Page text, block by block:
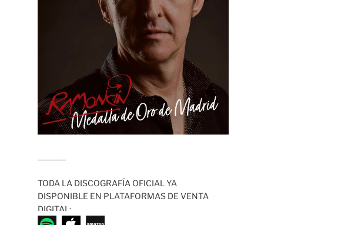
TODA LA DISCOGRAFÍA OFICIAL YA
DISPONIBLE EN PLATAFORMAS DE VENTA
DIGITAL: